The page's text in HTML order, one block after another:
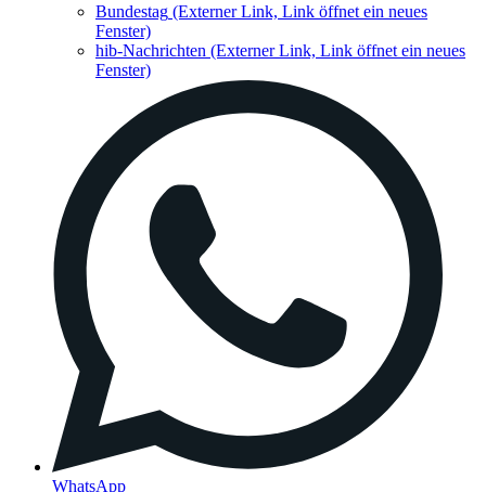
Bundestag (Externer Link, Link öffnet ein neues
Fenster)
hib-Nachrichten (Externer Link, Link öffnet ein neues
Fenster)
WhatsApp